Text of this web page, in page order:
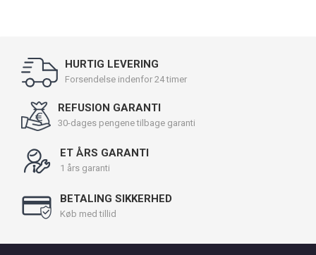
HURTIG LEVERING
Forsendelse indenfor 24 timer
REFUSION GARANTI
30-dages pengene tilbage garanti
ET ÅRS GARANTI
1 års garanti
BETALING SIKKERHED
Køb med tillid